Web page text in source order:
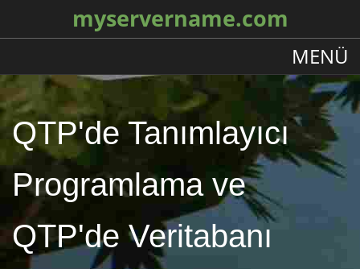
myservername.com
MENÜ
QTP'de Tanımlayıcı
Programlama ve
QTP'de Veritabanı